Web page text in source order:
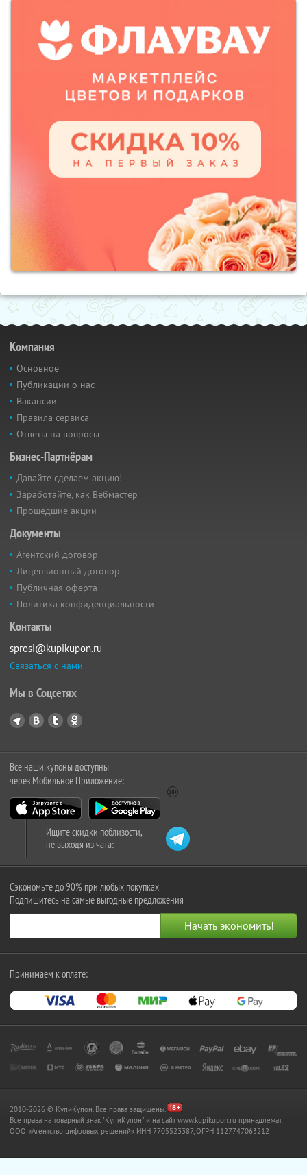
Компания
Основное
Публикации о нас
Вакансии
Правила сервиса
Ответы на вопросы
Бизнес-Партнёрам
Давайте сделаем акцию!
Заработайте, как Вебмастер
Прошедшие акции
Документы
Агентский договор
Лицензионный договор
Публичная оферта
Политика конфиденциальности
Контакты
sprosi@kupikupon.ru
Связаться с нами
Мы в Соцсетях
Все наши купоны доступны
через Мобильное Приложение:
Ищите скидки поблизости,
не выходя из чата:
Сэкономьте до 90% при любых покупках
Подпишитесь на самые выгодные предложения
Принимаем к оплате:
2010-2026 © КупиКупон. Все права защищены.
Все права на товарный знак "КупиКупон" и на сайт www.kupikupon.ru принадлежат
OOO «Агентство цифровых решений» ИНН 7705523387, ОГРН 1127747063212